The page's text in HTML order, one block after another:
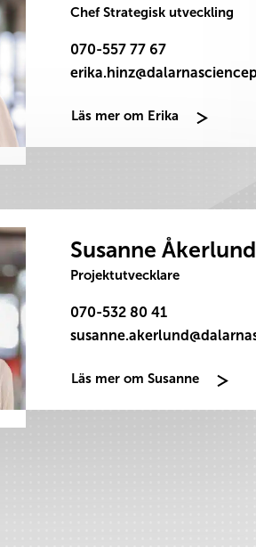
Chef Strategisk utveckling
070-557 77 67
Läs mer om Erika
Susanne Åkerlund
Projektutvecklare
070-532 80 41
Läs mer om Susanne